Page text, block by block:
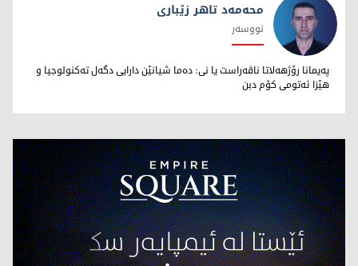
محەمەد تاهر زێبارى
محەمەد تاهر زێبارى
نووسەر
پەیمانا رۆژهەلاتا ناڤەراست یا نى: دەما شیانێن دارایى دگەل تەکنولوجیا و
هێزا ئەتومى کۆم دبن